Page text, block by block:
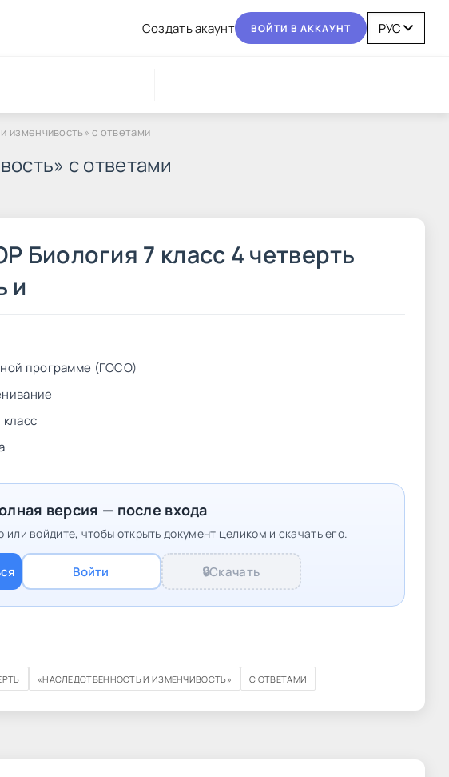
Coздaть aкaунт BOЙТИ В AККAУНТ
изменчивость» с ответами
с ответами
Биология 7 класс 4 четверть
и
программе (ГОСО)
версия — после входа
или войдите, чтобы открыть документ целиком и скачать его.
Войти 🔒Скачать
«НАСЛЕДСТВЕННОСТЬ И ИЗМЕНЧИВОСТЬ» С ОТВЕТАМИ